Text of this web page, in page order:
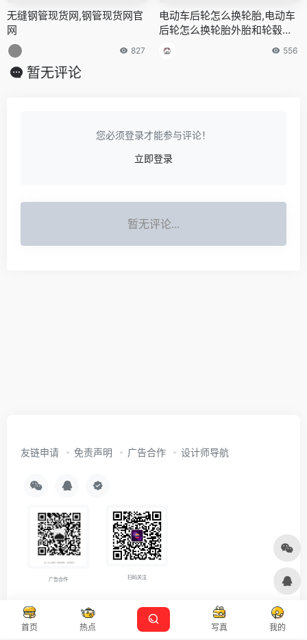
无缝钢管现货网,钢管现货网官
网
827
电动车后轮怎么换轮胎,电动车
后轮怎么换轮胎外胎和轮毂两
面有空隙
556
暂无评论
您必须登录才能参与评论！
立即登录
暂无评论...
首页 热点 写真 我的
友链申请 免责声明 广告合作 设计师导航
广告合作 扫码关注
Copyright © 2026沪ICP备2021007899号-5 Designed by 设计资源